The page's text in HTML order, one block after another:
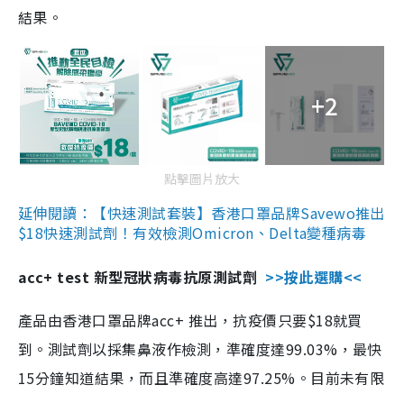
結果。
+2
點擊圖片放大
延伸閱讀：【快速測試套裝】香港口罩品牌Savewo推出
$18快速測試劑！有效檢測Omicron、Delta變種病毒
acc+ test 新型冠狀病毒抗原測試劑 >>按此選購<<
產品由香港口罩品牌acc+ 推出，抗疫價只要$18就買
到。測試劑以採集鼻液作檢測，準確度達99.03%，最快
15分鐘知道結果，而且準確度高達97.25%。目前未有限